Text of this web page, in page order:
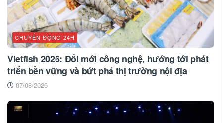
CHUYỂN ĐỘNG 24H
Vietfish 2026: Đổi mới công nghệ, hướng tới phát
triển bền vững và bứt phá thị trường nội địa
07/08/2026